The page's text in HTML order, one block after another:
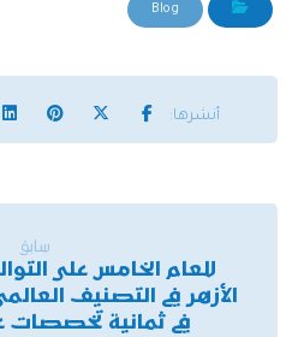
Blog
سابق
للعام الخامس على
في ثمانية تخصصات